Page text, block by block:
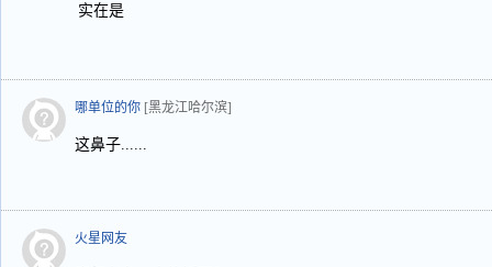
实在是
哪单位的你 [黑龙江哈尔滨]
这鼻子......
火星网友